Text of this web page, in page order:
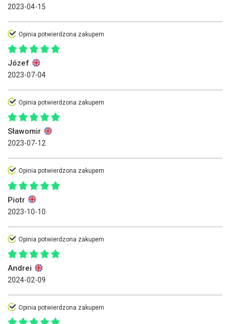
2023-04-15
Opinia potwierdzona zakupem
Józef
2023-07-04
Opinia potwierdzona zakupem
Sławomir
2023-07-12
Opinia potwierdzona zakupem
Piotr
2023-10-10
Opinia potwierdzona zakupem
Andrei
2024-02-09
Opinia potwierdzona zakupem